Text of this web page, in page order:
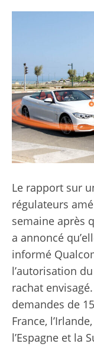
Le rapport sur
régulateurs
semaine après
a annoncé
informé
l’autorisation
rachat
demandes de
France,
l’Espagne et la